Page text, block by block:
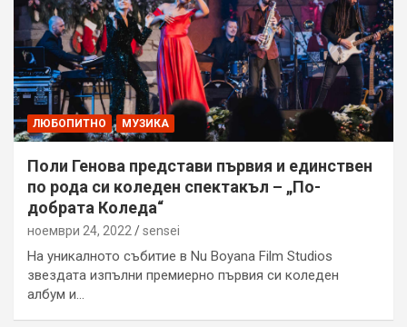
ЛЮБОПИТНО МУЗИКА
Поли Генова представи първия и единствен
по рода си коледен спектакъл – „По-
добрата Коледа“
ноември 24, 2022 sensei
На уникалното събитие в Nu Boyana Film Studios
звездата изпълни премиерно първия си коледен
албум и…